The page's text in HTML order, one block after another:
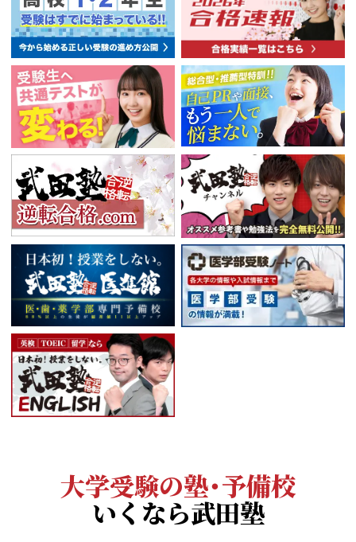
大学受験の塾・予備校
いくなら武田塾